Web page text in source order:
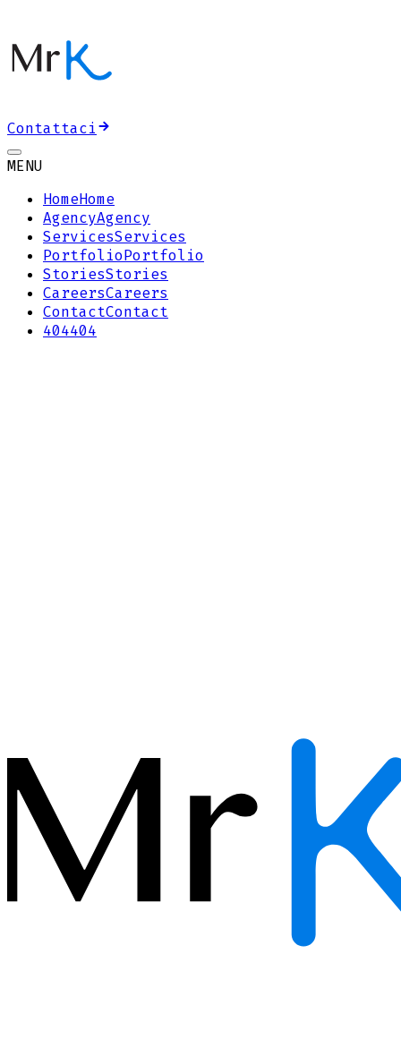
Contattaci
MENU
HomeHome
AgencyAgency
ServicesServices
PortfolioPortfolio
StoriesStories
CareersCareers
ContactContact
404404